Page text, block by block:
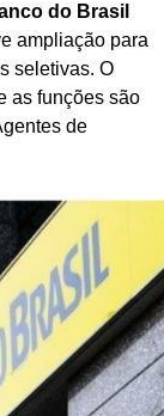
do Brasil
ampliação para
seletivas. O
as funções são
de